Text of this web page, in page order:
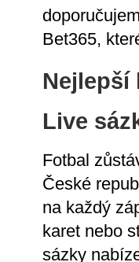
Bet365,
Nejlepší
Live
Fotbal
České
na každý
karet nebo
sázky